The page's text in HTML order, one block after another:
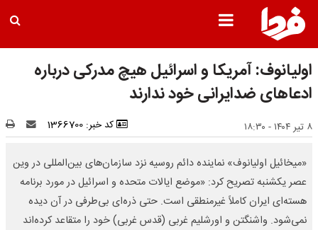
اولیانوف: آمریکا و اسرائیل هیچ مدرکی درباره
ادعاهای ضدایرانی خود ندارند
۸ تیر ۱۴۰۴ - ۱۸:۳۰ کد خبر: 1366700
«میخائیل اولیانوف» نماینده دائم روسیه نزد سازمان‌های بین‌المللی در وین
عصر یکشنبه تصریح کرد: «موضع ایالات متحده و اسرائیل در مورد برنامه
هسته‌ای ایران کاملاً غیرمنطقی است. حتی ذره‌ای بی‌طرفی در آن دیده
نمی‌شود. واشنگتن و اورشلیم غربی (قدس غربی) خود را متقاعد کرده‌اند